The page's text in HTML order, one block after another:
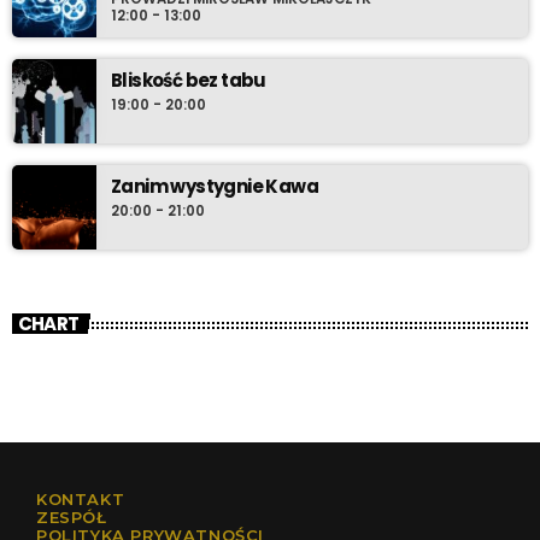
12:00 - 13:00
Bliskość bez tabu
19:00 - 20:00
Zanim wystygnie Kawa
20:00 - 21:00
CHART
KONTAKT
ZESPÓŁ
POLITYKA PRYWATNOŚCI